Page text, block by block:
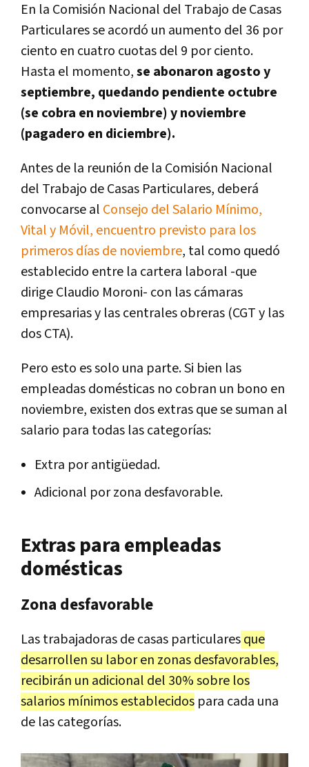
En la Comisión Nacional del Trabajo de Casas
Particulares se acordó un aumento del 36 por
ciento en cuatro cuotas del 9 por ciento.
Hasta el momento,se abonaron agosto y
septiembre, quedando pendiente octubre
(se cobra en noviembre) y noviembre
(pagadero en diciembre).
Antes de la reunión de la Comisión Nacional
del Trabajo de Casas Particulares, deberá
convocarse al Consejo del Salario Mínimo,
Vital y Móvil, encuentro previsto para los
primeros días de noviembre, tal como quedó
establecido entre la cartera laboral -que
dirige Claudio Moroni- con las cámaras
empresarias y las centrales obreras (CGT y las
dos CTA).
Pero esto es solo una parte. Si bien las
empleadas domésticas no cobran un bono en
noviembre, existen dos extras que se suman al
salario para todas las categorías:
Extra por antigüedad.
Adicional por zona desfavorable.
Extras para empleadas
domésticas
Zona desfavorable
Las trabajadoras de casas particularesque
desarrollen su labor en zonas desfavorables,
recibirán un adicional del 30% sobre los
salarios mínimos establecidos para cada una
de las categorías.